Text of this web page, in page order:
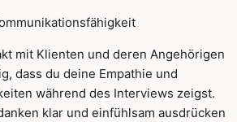
mit Klienten und deren Angehörigen
dass du deine Empathie und
während des Interviews zeigst.
klar und einfühlsam ausdrücken